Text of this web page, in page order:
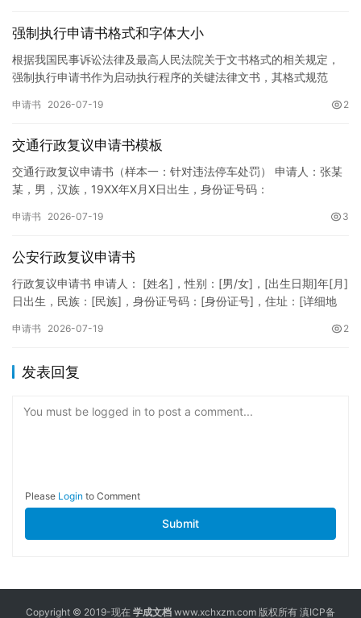
强制执行申请书格式和字体大小
根据我国民事诉讼法律及最高人民法院关于文书格式的相关规定，
强制执行申请书作为启动执行程序的关键法律文书，其格式规范
纸张与…
申请书 2026-07-19 2
交通行政复议申请书模板
交通行政复议申请书（样本一：针对违法停车处罚） 申请人：张某
某，男，汉族，19XX年X月X日出生，身份证号码：
申请书 2026-07-19 3
公安行政复议申请书
行政复议申请书 申请人： [姓名]，性别：[男/女]，[出生日期]年[月]
日出生，民族：[民族]，身份证号码：[身份证号]，住址：[详细地
申请书 2026-07-19 2
发表回复
You must be logged in to post a comment...
Please Login to Comment
Submit
Copyright © 2019-现在 学成文档 www.xchxzm.com 版权所有 滇ICP备